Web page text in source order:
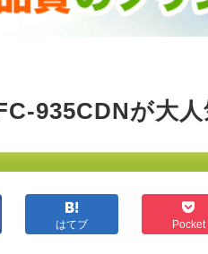
935CDNが大人
はてブ Pocket